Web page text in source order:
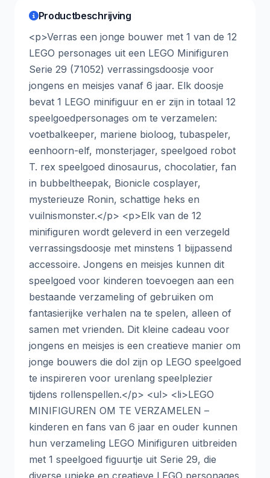
Productbeschrijving
<p>Verras een jonge bouwer met 1 van de 12
LEGO personages uit een LEGO Minifiguren
Serie 29 (71052) verrassingsdoosje voor
jongens en meisjes vanaf 6 jaar. Elk doosje
bevat 1 LEGO minifiguur en er zijn in totaal 12
speelgoedpersonages om te verzamelen:
voetbalkeeper, mariene bioloog, tubaspeler,
eenhoorn-elf, monsterjager, speelgoed robot
T. rex speelgoed dinosaurus, chocolatier, fan
in bubbeltheepak, Bionicle cosplayer,
mysterieuze Ronin, schattige heks en
vuilnismonster.</p> <p>Elk van de 12
minifiguren wordt geleverd in een verzegeld
verrassingsdoosje met minstens 1 bijpassend
accessoire. Jongens en meisjes kunnen dit
speelgoed voor kinderen toevoegen aan een
bestaande verzameling of gebruiken om
fantasierijke verhalen na te spelen, alleen of
samen met vrienden. Dit kleine cadeau voor
jongens en meisjes is een creatieve manier om
jonge bouwers die dol zijn op LEGO speelgoed
te inspireren voor urenlang speelplezier
tijdens rollenspellen.</p> <ul> <li>LEGO
MINIFIGUREN OM TE VERZAMELEN –
kinderen en fans van 6 jaar en ouder kunnen
hun verzameling LEGO Minifiguren uitbreiden
met 1 speelgoed figuurtje uit Serie 29, die
diverse unieke en creatieve LEGO personages